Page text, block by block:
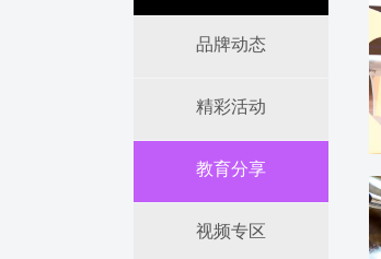
品牌动态
精彩活动
教育分享
视频专区